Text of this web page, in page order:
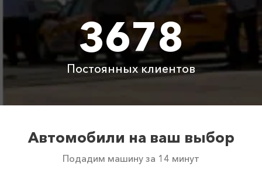
Цены по акции ограничены количеством свободных
автомобилей в г Севастополь. Точную цену вам
сообщит менеджер при заказе.
3678
Постоянных клиентов
Автомобили на ваш выбор
Подадим машину за 14 минут